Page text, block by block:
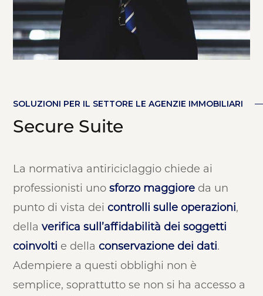
SOLUZIONI PER IL SETTORE LE AGENZIE IMMOBILIARI
Secure Suite
La normativa antiriciclaggio chiede ai
professionisti unosforzo maggiore da un
punto di vista deicontrolli sulle operazioni,
dellaverifica sull’affidabilità dei soggetti
coinvolti e dellaconservazione dei dati.
Adempiere a questi obblighi non è
semplice, soprattutto se non si ha accesso a